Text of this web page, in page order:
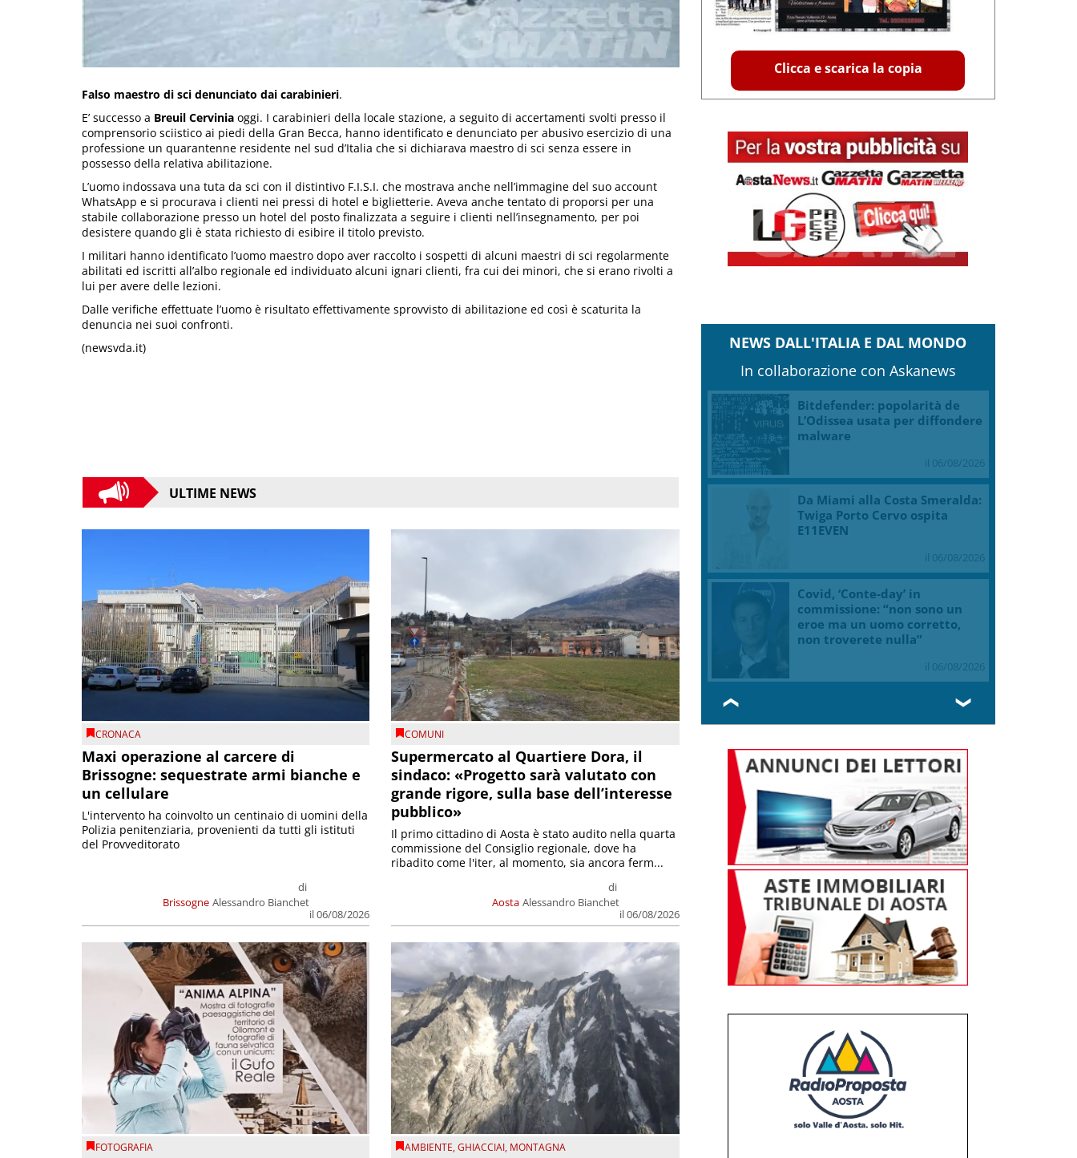
Falso maestro di sci denunciato dai carabinieri.
E’ successo a Breuil Cervinia oggi. I carabinieri della locale stazione, a seguito di accertamenti svolti presso il
comprensorio sciistico ai piedi della Gran Becca, hanno identificato e denunciato per abusivo esercizio di una
professione un quarantenne residente nel sud d’Italia che si dichiarava maestro di sci senza essere in
possesso della relativa abilitazione.
L’uomo indossava una tuta da sci con il distintivo F.I.S.I. che mostrava anche nell’immagine del suo account
WhatsApp e si procurava i clienti nei pressi di hotel e biglietterie. Aveva anche tentato di proporsi per una
stabile collaborazione presso un hotel del posto finalizzata a seguire i clienti nell’insegnamento, per poi
desistere quando gli è stata richiesto di esibire il titolo previsto.
I militari hanno identificato l’uomo maestro dopo aver raccolto i sospetti di alcuni maestri di sci regolarmente
abilitati ed iscritti all’albo regionale ed individuato alcuni ignari clienti, fra cui dei minori, che si erano rivolti a
lui per avere delle lezioni.
Dalle verifiche effettuate l’uomo è risultato effettivamente sprovvisto di abilitazione ed così è scaturita la
denuncia nei suoi confronti.
(newsvda.it)
ULTIME NEWS
CRONACA
Maxi operazione al carcere di
Brissogne: sequestrate armi bianche e
un cellulare
Brissogne
di
Alessandro Bianchet
il 06/08/2026
L'intervento ha coinvolto un centinaio di uomini della
Polizia penitenziaria, provenienti da tutti gli istituti
del Provveditorato
COMUNI
Supermercato al Quartiere Dora, il
sindaco: «Progetto sarà valutato con
grande rigore, sulla base dell’interesse
pubblico»
Aosta
di
Alessandro Bianchet
il 06/08/2026
Il primo cittadino di Aosta è stato audito nella quarta
commissione del Consiglio regionale, dove ha
ribadito come l'iter, al momento, sia ancora ferm...
FOTOGRAFIA AMBIENTE,GHIACCIAI, MONTAGNA
Clicca e scarica la copia
NEWS DALL'ITALIA E DAL MONDO
In collaborazione con Askanews
Bitdefender: popolarità de
L’Odissea usata per diffondere
malware
il 06/08/2026
Da Miami alla Costa Smeralda:
Twiga Porto Cervo ospita
E11EVEN
il 06/08/2026
Covid, ‘Conte-day’ in
commissione: “non sono un
eroe ma un uomo corretto,
non troverete nulla”
il 06/08/2026
❮ ❯